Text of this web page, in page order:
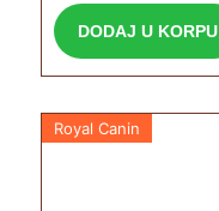
DODAJ U KORPU
Royal Canin